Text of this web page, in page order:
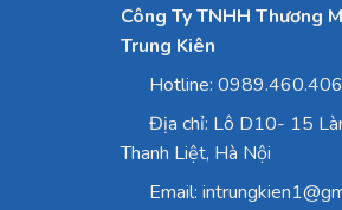
Công Ty TNHH Thương
Trung Kiên
Hotline:
Địa chỉ: Lô D10- 15
Thanh Liệt, Hà Nội
Email: